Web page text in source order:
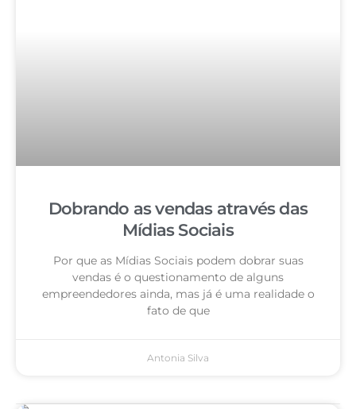
Dobrando as vendas através das
Mídias Sociais
Por que as Mídias Sociais podem dobrar suas
vendas é o questionamento de alguns
empreendedores ainda, mas já é uma realidade o
fato de que
Antonia Silva